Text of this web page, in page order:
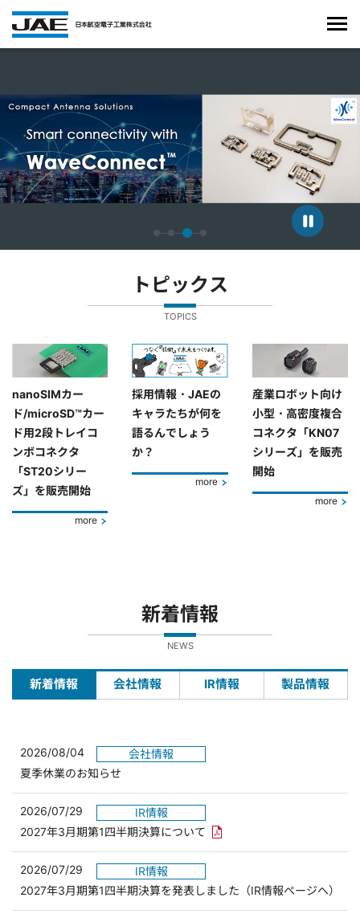
トピックス
TOPICS
nanoSIMカー
ド/microSD™カー
ド用2段トレイコ
ンボコネクタ
「ST20シリー
ズ」を販売開始
more
採用情報・JAEの
キャラたちが何を
語るんでしょう
か？
more
産業ロボット向け
小型・高密度複合
コネクタ「KN07
シリーズ」を販売
開始
more
新着情報
NEWS
新着情報 会社情報 IR情報 製品情報
2026/08/04
会社情報
夏季休業のお知らせ
2026/07/29
IR情報
2027年3月期第1四半期決算について PDFリンクを新しいウィンド
2026/07/29
IR情報
2027年3月期第1四半期決算を発表しました（IR情報ページへ）